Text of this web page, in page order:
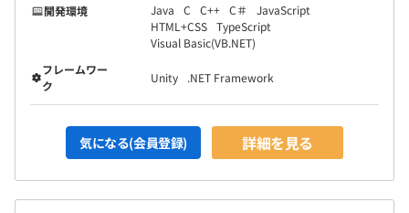
開発環境
Java C C++ C＃
JavaScript
HTML+CSS TypeScript
Visual Basic(VB.NET)
フレームワー
ク
Unity .NET Framework
気になる(会員登録) 詳細を見る